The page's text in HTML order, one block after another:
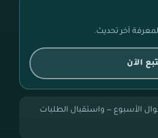
آخر تحديث.
الآن
11 مساءً طوال الأسبوع — واستقبال الطلبات